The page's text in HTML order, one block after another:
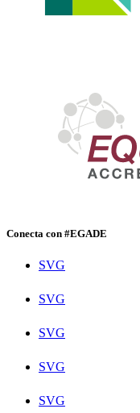
Conecta con #EGADE
SVG
SVG
SVG
SVG
SVG